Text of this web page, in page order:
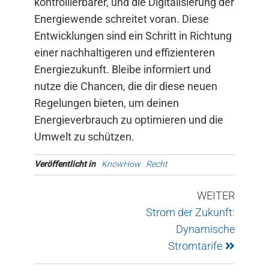
Energiewende schreitet voran. Diese
Entwicklungen sind ein Schritt in Richtung
einer nachhaltigeren und effizienteren
Energiezukunft. Bleibe informiert und
nutze die Chancen, die dir diese neuen
Regelungen bieten, um deinen
Energieverbrauch zu optimieren und die
Umwelt zu schützen.
Veröffentlicht in KnowHow Recht
WEITER
Strom der Zukunft:
Dynamische
Stromtarife